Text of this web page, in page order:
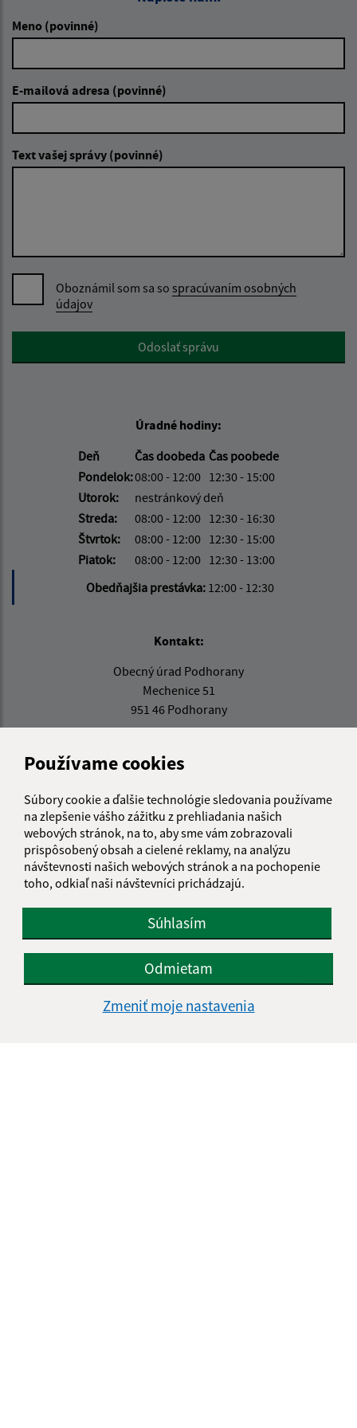
Používame cookies
Súbory cookie a ďalšie technológie sledovania používame
na zlepšenie vášho zážitku z prehliadania našich
webových stránok, na to, aby sme vám zobrazovali
prispôsobený obsah a cielené reklamy, na analýzu
návštevnosti našich webových stránok a na pochopenie
toho, odkiaľ naši návštevníci prichádzajú.
Súhlasím
Odmietam
Zmeniť moje nastavenia
Meno (povinné)
E-mailová adresa (povinné)
Text vašej správy (povinné)
Oboznámil som sa so spracúvaním osobných
údajov
Google reCaptcha ResponseOdoslať správu
Úradné hodiny:
Deň
Čas doobeda Čas poobede
Pondelok:08:00 - 12:00 12:30 - 15:00
Utorok:
nestránkový deň
Streda:
08:00 - 12:00 12:30 - 16:30
Štvrtok:
08:00 - 12:00 12:30 - 15:00
Piatok:
08:00 - 12:00 12:30 - 13:00
Obedňajšia prestávka: 12:00 - 12:30
Kontakt:
Obecný úrad Podhorany
Mechenice 51
951 46 Podhorany
+421 0917 905 819
IČO: 00308374